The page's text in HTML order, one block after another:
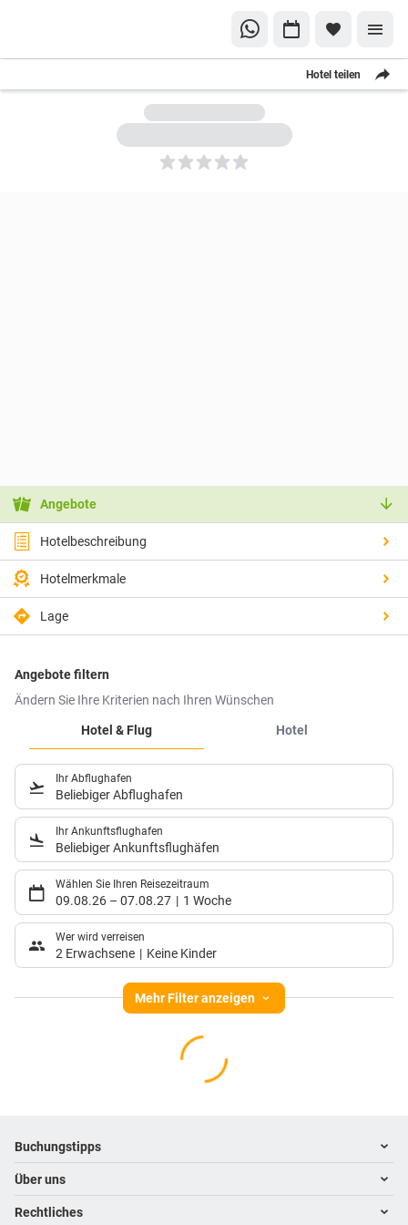
Hotel teilen
5
Angebote
Hotelbeschreibung
Hotelmerkmale
Lage
Angebote filtern
Ändern Sie Ihre Kriterien nach Ihren Wünschen
Hotel & Flug
Hotel
Ihr Abflughafen
Beliebiger Abflughafen
Ihr Ankunftsflughafen
Beliebiger Ankunftsflughäfen
Wählen Sie Ihren Reisezeitraum
09.08.26 – 07.08.27 1 Woche
Wer wird verreisen
2 Erwachsene Keine Kinder
Mehr Filter anzeigen
Footer navigation
Buchungstipps
Warum im Reisebüro buchen
Hoteltipps
Über uns
Kontakt
Rechtliches